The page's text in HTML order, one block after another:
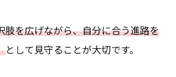
肢を広げながら、自分に合う進路を
として見守ることが大切です。